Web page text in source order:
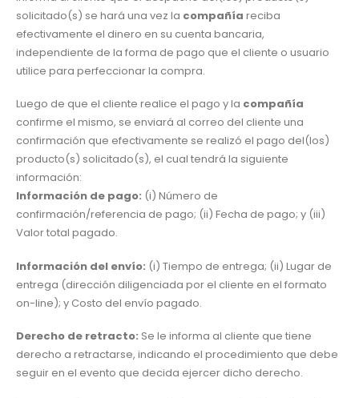
solicitado(s) se hará una vez la compañía reciba
efectivamente el dinero en su cuenta bancaria,
independiente de la forma de pago que el cliente o usuario
utilice para perfeccionar la compra.
Luego de que el cliente realice el pago y la compañía
confirme el mismo, se enviará al correo del cliente una
confirmación que efectivamente se realizó el pago del(los)
producto(s) solicitado(s), el cual tendrá la siguiente
información:
Información de pago: (i) Número de
confirmación/referencia de pago; (ii) Fecha de pago; y (iii)
Valor total pagado.
Información del envío: (i) Tiempo de entrega; (ii) Lugar de
entrega (dirección diligenciada por el cliente en el formato
on-line); y Costo del envío pagado.
Derecho de retracto: Se le informa al cliente que tiene
derecho a retractarse, indicando el procedimiento que debe
seguir en el evento que decida ejercer dicho derecho.